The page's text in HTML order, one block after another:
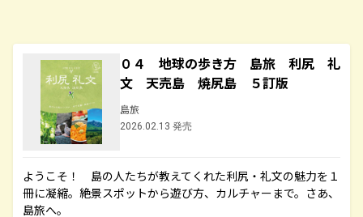
０４ 地球の歩き方 島旅 利尻 礼
文 天売島 焼尻島 ５訂版
島旅
2026.02.13 発売
ようこそ！ 島の人たちが教えてくれた利尻・礼文の魅力を１
冊に凝縮。絶景スポットから遊び方、カルチャーまで。さあ、
島旅へ。